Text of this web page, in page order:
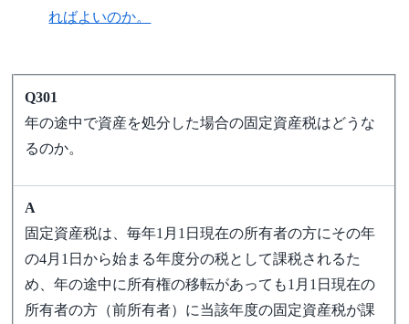
ればよいのか。
Q301
年の途中で資産を処分した場合の固定資産税はどうな
るのか。
A
固定資産税は、毎年1月1日現在の所有者の方にその年
の4月1日から始まる年度分の税として課税されるた
め、年の途中に所有権の移転があっても1月1日現在の
所有者の方（前所有者）に当該年度の固定資産税が課